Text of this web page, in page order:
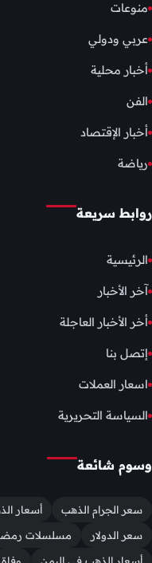
منوعات
عربي ودولي
أخبار محلية
الفن
أخبار الإقتصاد
رياضة
روابط سريعة
الرئيسية
آخر الأخبار
أخر الأخبار العاجلة
إتصل بنا
اسعار العملات
السياسة التحريرية
وسوم شائعة
سعر الجرام الذهب أسعار
سعر الدولار
مسلسلات